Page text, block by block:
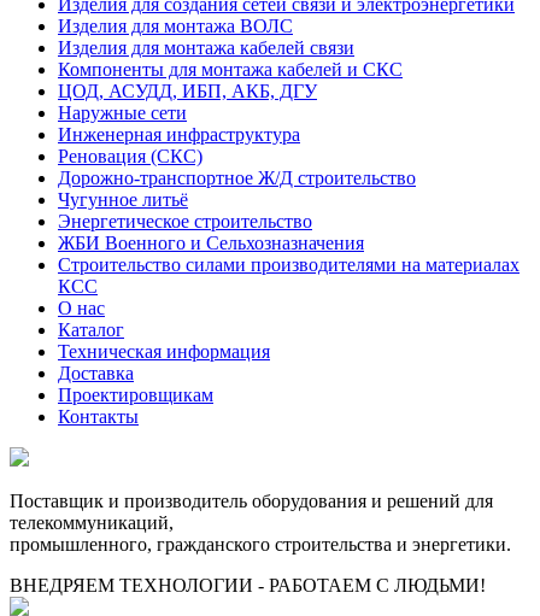
Изделия для создания сетей связи и электроэнергетики
Изделия для монтажа ВОЛС
Изделия для монтажа кабелей связи
Компоненты для монтажа кабелей и СКС
ЦОД, АСУДД, ИБП, АКБ, ДГУ
Наружные сети
Инженерная инфраструктура
Реновация (СКС)
Дорожно-транспортное Ж/Д строительство
Чугунное литьё
Энергетическое строительство
ЖБИ Военного и Сельхозназначения
Строительство силами производителями на материалах
КСС
О нас
Каталог
Техническая информация
Доставка
Проектировщикам
Контакты
Поставщик и производитель оборудования и решений для
телекоммуникаций,
промышленного, гражданского строительства и энергетики.
ВНЕДРЯЕМ ТЕХНОЛОГИИ - РАБОТАЕМ С ЛЮДЬМИ!